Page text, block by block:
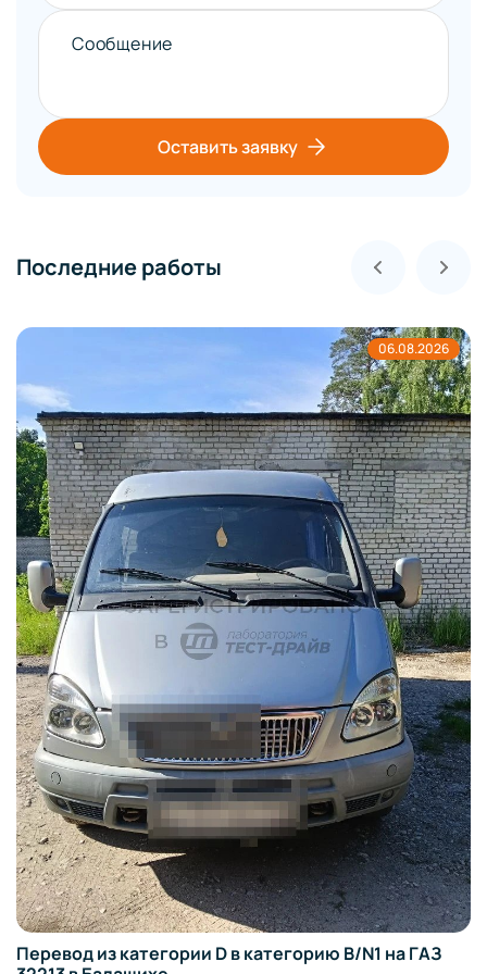
Сообщение
Оставить заявку
Последние работы
06.08.2026
Перевод из категории D в категорию B/N1 на ГАЗ